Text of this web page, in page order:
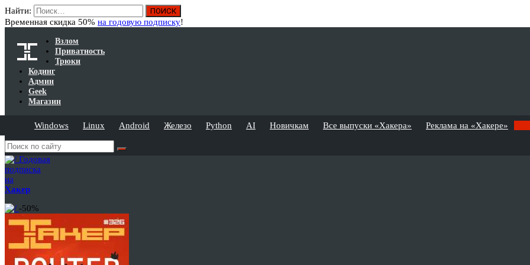
Найти:
Временная скидка 50% на годовую подписку!
Взлом
Приватность
Трюки
Кодинг
Админ
Geek
Магазин
Windows Linux Android Железо Python AI Новичкам Все выпуски «Хакера» Реклама на «Хакере»
Годовая
подписка
на
Хакер
-50%